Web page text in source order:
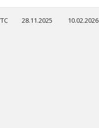
28.11.2025 10.02.2026